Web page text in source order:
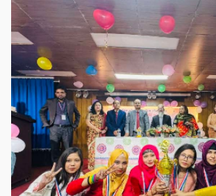
গৌরবের মুহূর্ত
গৌরবের মুহূর্ত